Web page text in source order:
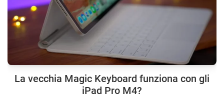
La vecchia Magic Keyboard funziona con gli
iPad Pro M4?